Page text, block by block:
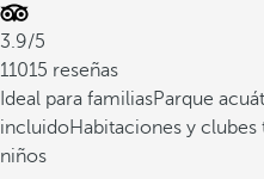
3.9/5
11015 reseñas
Ideal para familiasParque
incluidoHabitaciones y
niños